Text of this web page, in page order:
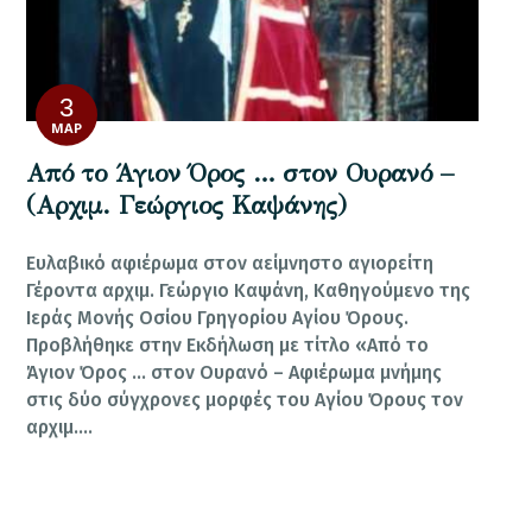
3
ΜΑΡ
Από το Άγιον Όρος … στον Ουρανό –
(Αρχιμ. Γεώργιος Καψάνης)
Ευλαβικό αφιέρωμα στον αείμνηστο αγιορείτη
Γέροντα αρχιμ. Γεώργιο Καψάνη, Καθηγούμενο της
Ιεράς Μονής Οσίου Γρηγορίου Αγίου Όρους.
Προβλήθηκε στην Εκδήλωση με τίτλο «Από το
Άγιον Όρος … στον Ουρανό – Αφιέρωμα μνήμης
στις δύο σύγχρονες μορφές του Αγίου Όρους τον
αρχιμ.…